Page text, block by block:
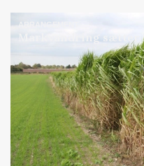
ARRANGEMENT
Markvandring sætter